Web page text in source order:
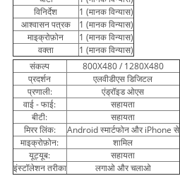
विनिर्देश
1 (मानक विन्यास)
आश्वासन पत्रक
1 (मानक विन्यास)
माइक्रोफ़ोन
1 (मानक विन्यास)
वक्ता
1 (मानक विन्यास)
संकल्प
800X480 / 1280X480
प्रदर्शन
एलवीडीएस डिजिटल
प्रणाली:
एंड्रॉइड ओएस
वाई - फाई:
सहायता
बीटी:
सहायता
मिरर लिंक:
Android स्मार्टफोन और iPhone से
माइक्रोफ़ोन:
शामिल
यूट्यूब:
सहायता
इंस्टॉलेशन तरीका
लगाओ और चलाओ